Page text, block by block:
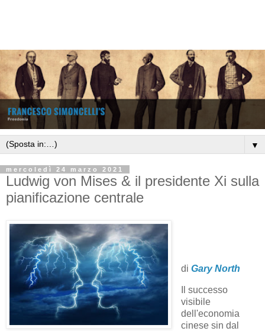
▼
mercoledì 24 marzo 2021
Ludwig von Mises & il presidente Xi sulla
pianificazione centrale
di Gary North
Il successo
visibile
dell'economia
cinese sin dal